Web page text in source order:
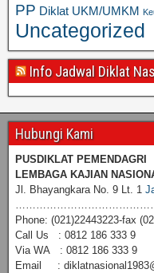
PP Diklat UKM/UMKM
Uncategorized
Info Jadwal Diklat
Hubungi Kami
PUSDIKLAT PEMENDAGRI
LEMBAGA KAJIAN
Jl. Bhayangkara No. 9 Lt. 1
Phone: (021)22443223-fax
Call Us : 0812 186 333 9
Via WA : 0812 186 333 9
Email :